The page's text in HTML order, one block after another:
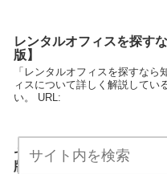
レンタルオフィスを探す
版】
「レンタルオフィスを探すな
ィスについて詳しく解説してい
い。 URL:
セキュリティーを考慮し
版】